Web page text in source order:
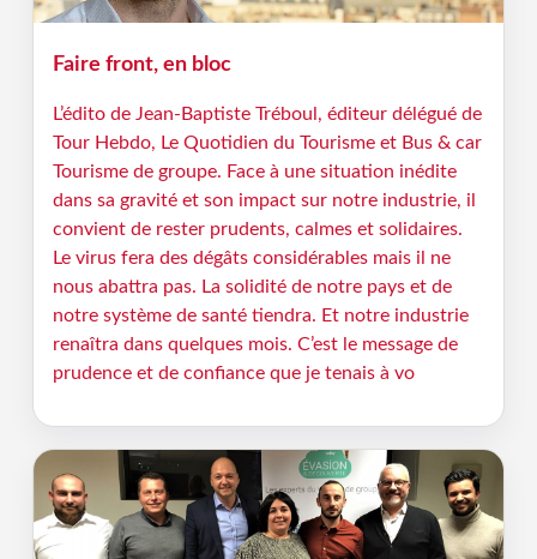
Faire front, en bloc
L’édito de Jean-Baptiste Tréboul, éditeur délégué de
Tour Hebdo, Le Quotidien du Tourisme et Bus & car
Tourisme de groupe. Face à une situation inédite
dans sa gravité et son impact sur notre industrie, il
convient de rester prudents, calmes et solidaires.
Le virus fera des dégâts considérables mais il ne
nous abattra pas. La solidité de notre pays et de
notre système de santé tiendra. Et notre industrie
renaîtra dans quelques mois. C’est le message de
prudence et de confiance que je tenais à vo